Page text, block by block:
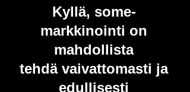
Kyllä, some-
markkinointi on
mahdollista
tehdävaivattomasti ja
edullisesti